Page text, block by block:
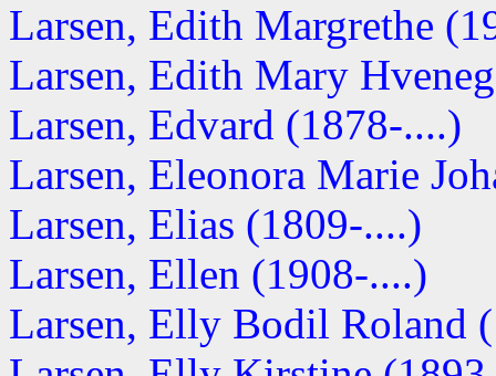
Larsen, Edith Margrethe
Larsen, Edith Mary
Larsen, Edvard (1878-....)
Larsen, Eleonora Marie
Larsen, Elias (1809-....)
Larsen, Ellen (1908-....)
Larsen, Elly Bodil Roland